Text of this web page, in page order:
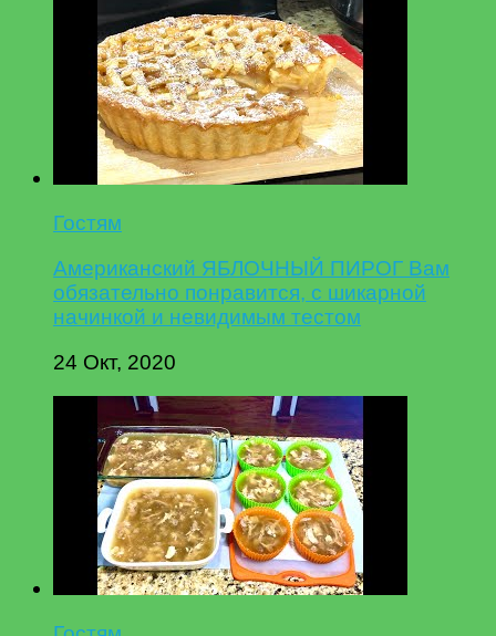
Гостям
Американский ЯБЛОЧНЫЙ ПИРОГ Вам
обязательно понравится, с шикарной
начинкой и невидимым тестом
24 Окт, 2020